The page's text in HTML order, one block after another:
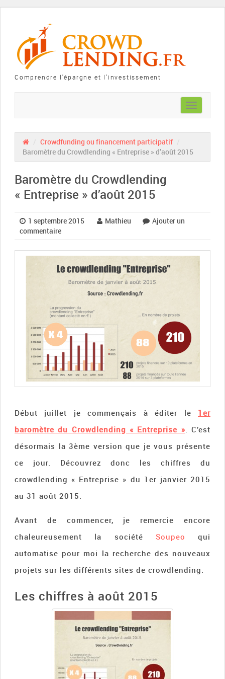
Comprendre l'épargne et l'investissement
Toggle
navigation
Crowdfunding ou financement participatif
Baromètre du Crowdlending « Entreprise » d’août 2015
Baromètre du Crowdlending
« Entreprise » d’août 2015
1 septembre 2015 Mathieu
Ajouter un
commentaire
Début juillet je commençais à éditer le 1er
baromètre du Crowdlending « Entreprise ». C’est
désormais la 3ème version que je vous présente
ce jour. Découvrez donc les chiffres du
crowdlending « Entreprise » du 1er janvier 2015
au 31 août 2015.
Avant de commencer, je remercie encore
chaleureusement la société Soupeo qui
automatise pour moi la recherche des nouveaux
projets sur les différents sites de crowdlending.
Les chiffres à août 2015